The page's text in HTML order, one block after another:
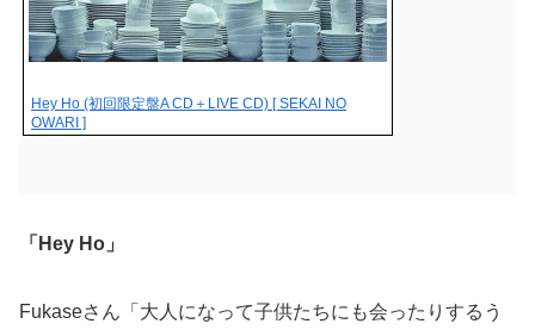
Hey Ho (初回限定盤A CD＋LIVE CD) [ SEKAI NO
OWARI ]
「Hey Ho」
Fukaseさん「大人になって子供たちにも会ったりするう